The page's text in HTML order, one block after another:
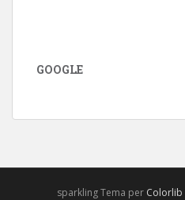
GOOGLE
sparkling Tema per Colorlib